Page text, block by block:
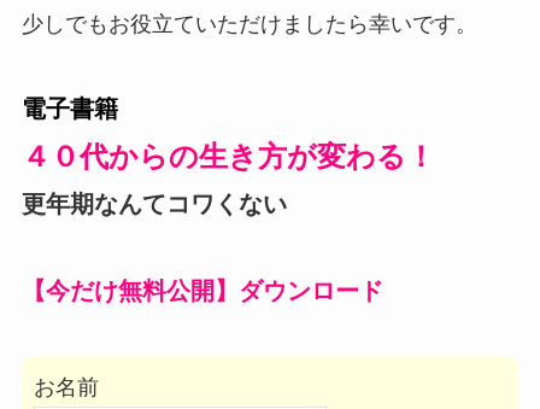
少しでもお役立ていただけましたら幸いです。
電子書籍
４０代からの生き方が変わる！
更年期なんてコワくない
【今だけ無料公開】ダウンロード
お名前